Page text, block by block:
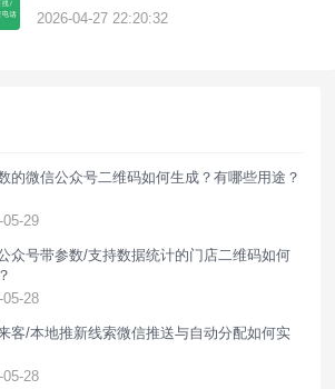
加粉，适用于各大广告平台投放及市面上短
2026-04-27 22:20:32
的微信公众号二维码如何生成？有哪些用途？
05-29
众号带参数/支持数据统计的门店二维码如何
05-28
客/本地推新线索微信推送与自动分配如何实
05-28